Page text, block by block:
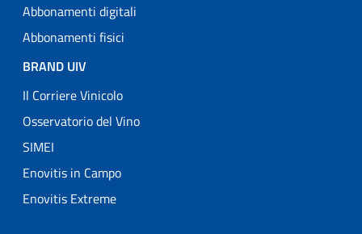
Abbonamenti digitali
Abbonamenti fisici
BRAND UIV
Il Corriere Vinicolo
Osservatorio del Vino
SIMEI
Enovitis in Campo
Enovitis Extreme